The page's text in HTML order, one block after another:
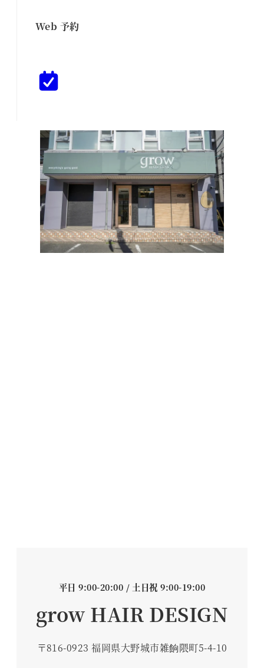
Web 予約
平日 9:00-20:00 / 土日祝 9:00-19:00
grow HAIR DESIGN
〒816-0923 福岡県大野城市雑餉隈町5-4-10